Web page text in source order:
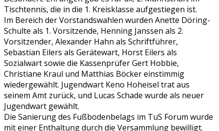
Tischtennis, die in die 1. Kreisklasse aufgestiegen ist.
Im Bereich der Vorstandswahlen wurden Anette Döring-
Schulte als 1. Vorsitzende, Henning Janssen als 2.
Vorsitzender, Alexander Hahn als Schriftführer,
Sebastian Eilers als Gerätewart, Horst Eilers als
Sozialwart sowie die Kassenprüfer Gert Hobbie,
Christiane Kraul und Matthias Böcker einstimmig
wiedergewählt. Jugendwart Keno Hoheisel trat aus
seinem Amt zurück, und Lucas Schade wurde als neuer
Jugendwart gewählt.
Die Sanierung des Fußbodenbelags im TuS Forum wurde
mit einer Enthaltung durch die Versammlung bewilligt.